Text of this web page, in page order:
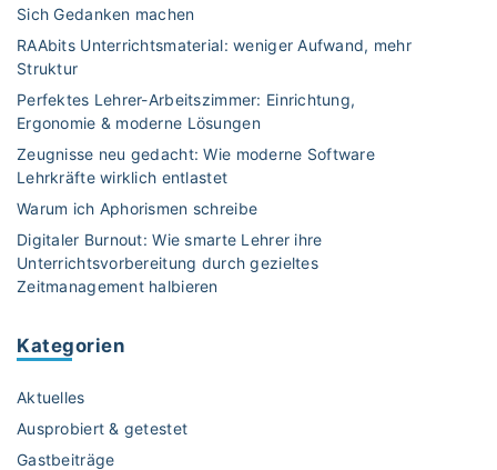
l
i
K
n
t
u
n
t
c
Sich Gedanken machen
RAAbits Unterrichtsmaterial: weniger Aufwand, mehr
Struktur
Perfektes Lehrer-Arbeitszimmer: Einrichtung,
Ergonomie & moderne Lösungen
Zeugnisse neu gedacht: Wie moderne Software
Lehrkräfte wirklich entlastet
Warum ich Aphorismen schreibe
Digitaler Burnout: Wie smarte Lehrer ihre
Unterrichtsvorbereitung durch gezieltes
Zeitmanagement halbieren
Kategorien
Aktuelles
Ausprobiert & getestet
Gastbeiträge